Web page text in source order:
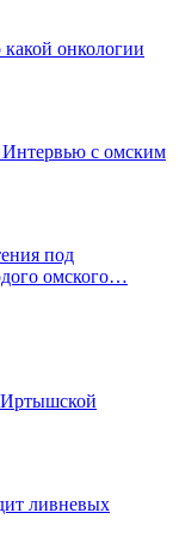
онкологии
с омским
под
омского…
Иртышской
ливневых